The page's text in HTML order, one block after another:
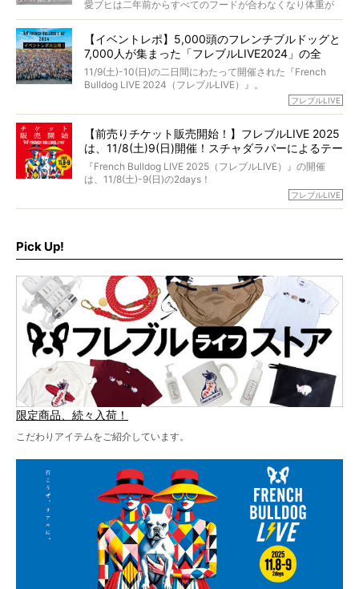
お笑い芸人だからこそ暗くなりすぎない、むしろ心がスッ
と軽くなる。
永久保存版のスペシャル対談です！
また、愛犬の旅立ちとどのように向き合うべきなのか。
た。
愛ブヒは二年前からすべてのフードが合わなくなり体重が
激減。検査をしても異常はなく「年齢のせいですね…」と言
もう諦めるしかないのかな…そんなとき、我が家に届いたの
が「THE fu-do(ザ・フード)」の試食品でした。
そして「THE fu-do(ザ・フード)」を食べつづけて二年、愛
ブヒは15歳になり、今も元気にお散歩をしています。
今回は、二年前の絶望から今までを包み隠さず、時系列で
【イベントレポ】5,000頭のフレンチブルドッグと
7,000人が集まった「フレブルLIVE2024」の全
貌！
11/9(土)-10(日)の二日間にわたって開催された『French
Bulldog LIVE 2024（フレブルLIVE）』。
今年はのべ5,000頭のフレンチブルドッグと7,000人のフレ
day1の司会はフレブルラバーのロッチさん。day2の音楽フ
ェスには世代ど真ん中のPUFFYが出演するなど、例年以上
に豪華なラインナップ。
北は北海道、南は鹿児島県から。全国のフレンチブルドッ
グが一堂に会した「フレブルLIVE2024」の模様を、詳しく
フレブルLIVE
【前売りチケット販売開始！】フレブルLIVE 2025
は、11/8(土)9(日)開催！スチャダラパーによるテー
マソング制作も決定
『French Bulldog LIVE 2025（フレブルLIVE）』の開催
は、11/8(土)-9(日)の2days！
お得な前売りチケット、いよいよ販売スタートです！
ど、内容盛りだくさんでお送りしていますので、最後まで
お見逃しなく！
フレブルLIVE
Pick Up!
限定商品、続々入荷！
こだわりアイテムをご紹介しています。